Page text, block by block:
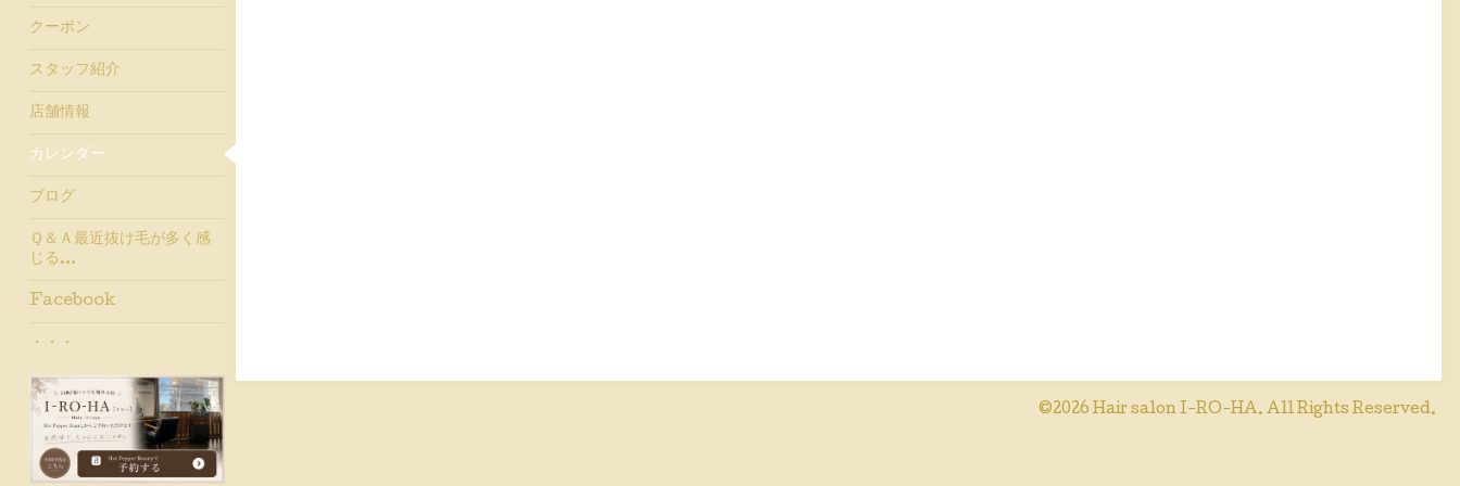
©2026 Hair salon I-RO-HA. All Rights Reserved.
クーポン
スタッフ紹介
店舗情報
カレンダー
ブログ
Ｑ＆Ａ最近抜け毛が多く感
じる…
Facebook
・・・